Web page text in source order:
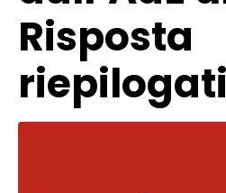
Risposta